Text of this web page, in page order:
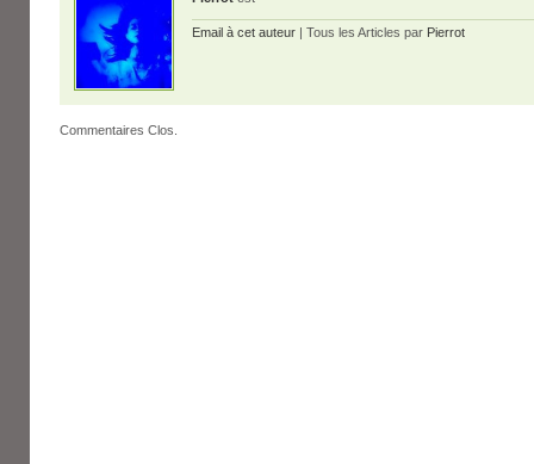
Email à cet auteur | Tous les Articles par Pierrot
Commentaires Clos.